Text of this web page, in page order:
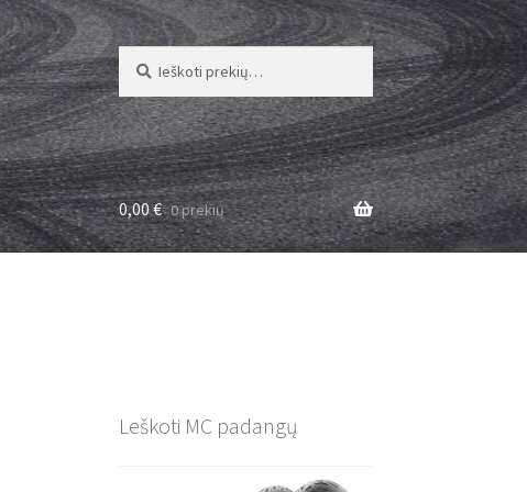
Ieškoti:
Ieškoti
0,00€ 0 prekių
Leškoti MC padangų